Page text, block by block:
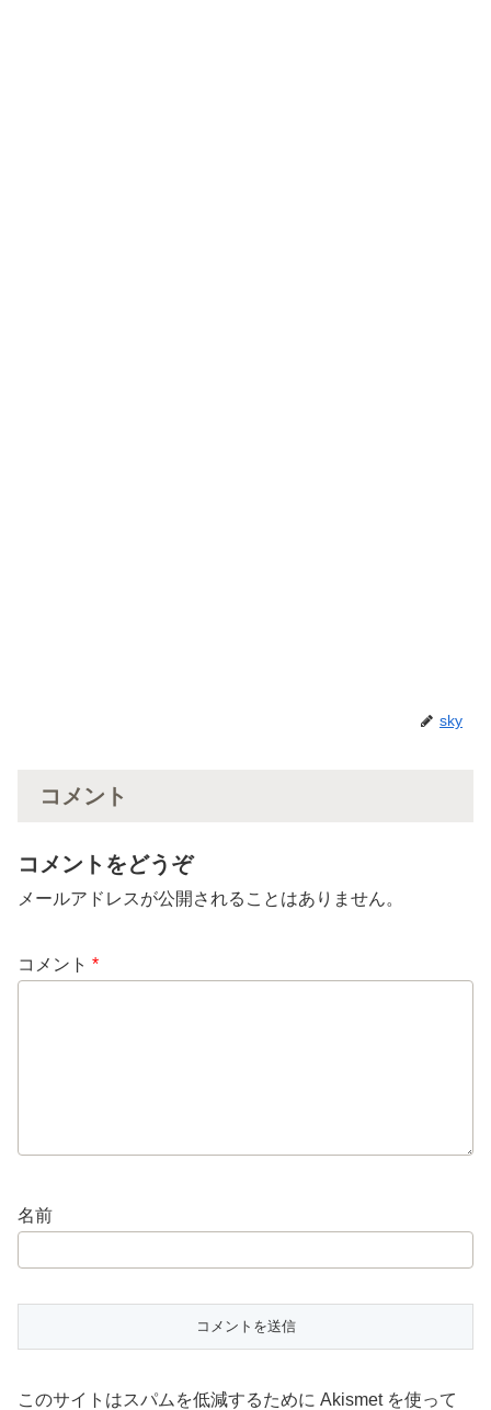
sky
コメント
コメントをどうぞ
メールアドレスが公開されることはありません。
コメント *
名前
このサイトはスパムを低減するために Akismet を使って